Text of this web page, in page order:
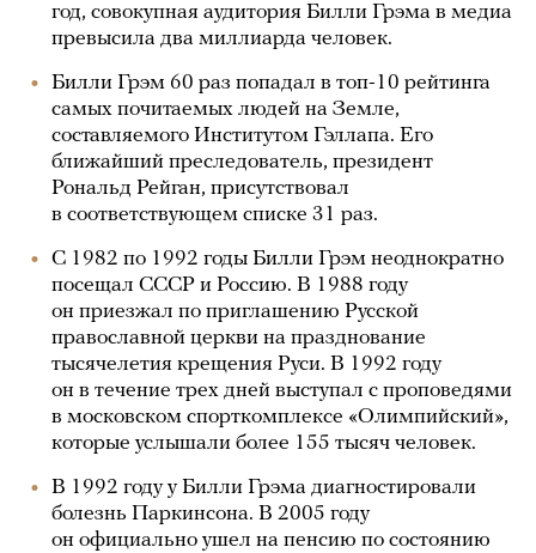
год, совокупная аудитория Билли Грэма в медиа
превысила два миллиарда человек.
Билли Грэм 60 раз попадал в топ-10 рейтинга
самых почитаемых людей на Земле,
составляемого Институтом Гэллапа. Его
ближайший преследователь, президент
Рональд Рейган, присутствовал
в соответствующем списке 31 раз.
С 1982 по 1992 годы Билли Грэм неоднократно
посещал СССР и Россию. В 1988 году
он приезжал по приглашению Русской
православной церкви на празднование
тысячелетия крещения Руси. В 1992 году
он в течение трех дней выступал с проповедями
в московском спорткомплексе «Олимпийский»,
которые услышали более 155 тысяч человек.
В 1992 году у Билли Грэма диагностировали
болезнь Паркинсона. В 2005 году
он официально ушел на пенсию по состоянию